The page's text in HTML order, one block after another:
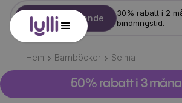
Starta erbjudande
30% rabatt i 2
bindningstid.
Hem Barnböcker Selma
50% rabatt i 3